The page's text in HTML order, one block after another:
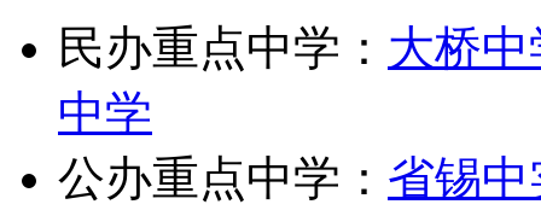
民办重点中学： 大桥中
中学
公办重点中学： 省锡中